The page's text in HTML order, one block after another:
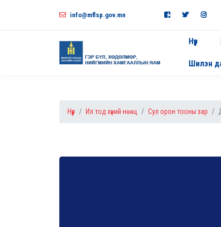
info@mflsp.gov.mn
Нүүр
Шилэн
Нүүр Ил тод хүний нөөц Сул орон тооны зар